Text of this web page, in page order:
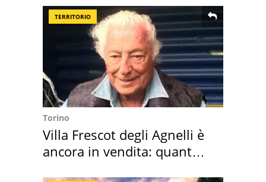
TERRITORIO
Torino
Villa Frescot degli Agnelli è
ancora in vendita: quanto